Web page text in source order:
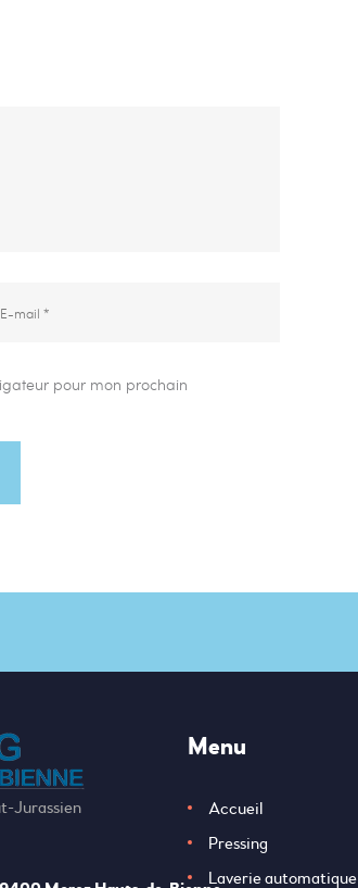
pour mon prochain
Jurassien
Menu
Accueil
Pressing
Laverie automatique